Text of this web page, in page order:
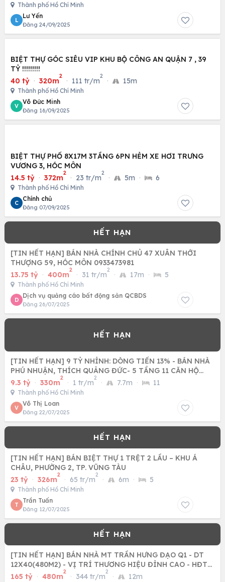
Thành phố Hồ Chí Minh
L
Lư Yến
Đăng 24/09/2025
BIỆT THỰ GÓC SIÊU VIP KHU BỘ CÔNG AN QUẬN 7 , 39
TỶ !!!!!!!!!
40 tỷ · 320m
2
· 111 tr/m
2
· 15m
Thành phố Hồ Chí Minh
V
Võ Đức Minh
Đăng 16/09/2025
BIỆT THỰ PHỐ 8X17M 3TẦNG 6PN HẺM XE HƠI TRƯNG
VƯƠNG 3, HÓC MÔN
14.5 tỷ · 372m
2
· 23 tr/m
2
· 5m · 6
Thành phố Hồ Chí Minh
C
Chính chủ
Đăng 07/09/2025
[TIN HẾT HẠN] BÁN NHÀ CHÍNH CHỦ 47 XUÂN THỚI
THƯỢNG 59, HÓC MÔN 0933473981
13.75 tỷ · 400m
2
· 31 tr/m
2
· 17m · 5
Thành phố Hồ Chí Minh
D
Dịch vụ quảng cáo bất động sản QCBDS
Đăng 26/07/2025
[TIN HẾT HẠN] 9 TỶ NHỈNH: DÒNG TIỂN 13% - BÁN NHÀ
PHÚ NHUẬN, THÍCH QUẢNG ĐỨC- 5 TẦNG 11 CĂN HỘ
DỊCH VỤ- DTS 330M2
9.3 tỷ · 330m
2
· 1 tr/m
2
· 7.7m · 11
Thành phố Hồ Chí Minh
V
Võ Thị Loan
Đăng 22/07/2025
[TIN HẾT HẠN] BÁN BIỆT THỰ 1 TRỆT 2 LẦU – KHU Á
CHÂU, PHƯỜNG 2, TP. VŨNG TÀU
23 tỷ · 326m
2
· 65 tr/m
2
· 6m · 5
Thành phố Hồ Chí Minh
T
Trần Tuấn
Đăng 12/07/2025
[TIN HẾT HẠN] BÁN NHÀ MT TRẦN HƯNG ĐẠO Q1 - DT
12X40(480M2) - VỊ TRÍ THƯƠNG HIỆU ĐỈNH CAO - HĐT
600TR/TH
165 tỷ · 480m
2
· 344 tr/m
2
· 12m